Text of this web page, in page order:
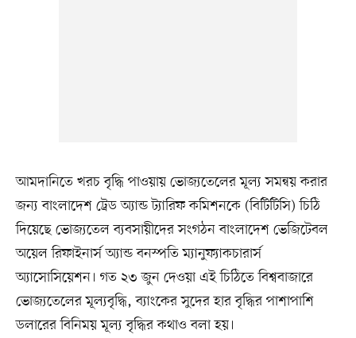
আমদানিতে খরচ বৃদ্ধি পাওয়ায় ভোজ্যতেলের মূল্য সমন্বয় করার
জন্য বাংলাদেশ ট্রেড অ্যান্ড ট্যারিফ কমিশনকে (বিটিটিসি) চিঠি
দিয়েছে ভোজ্যতেল ব্যবসায়ীদের সংগঠন বাংলাদেশ ভেজিটেবল
অয়েল রিফাইনার্স অ্যান্ড বনস্পতি ম্যানুফ্যাকচারার্স
অ্যাসোসিয়েশন। গত ২৩ জুন দেওয়া এই চিঠিতে বিশ্ববাজারে
ভোজ্যতেলের মূল্যবৃদ্ধি, ব্যাংকের সুদের হার বৃদ্ধির পাশাপাশি
ডলারের বিনিময় মূল্য বৃদ্ধির কথাও বলা হয়।